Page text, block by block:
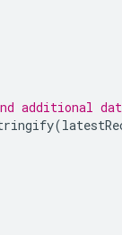
additional
(